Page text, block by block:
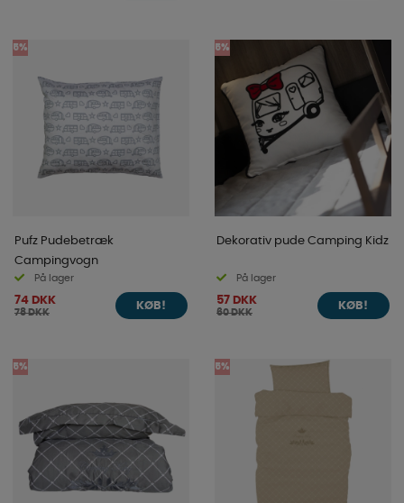
5%
Pufz Pudebetræk
Campingvogn
På lager
74 DKK
78 DKK
KØB!
5%
Dekorativ pude Camping Kidz
På lager
57 DKK
60 DKK
KØB!
5% 5%